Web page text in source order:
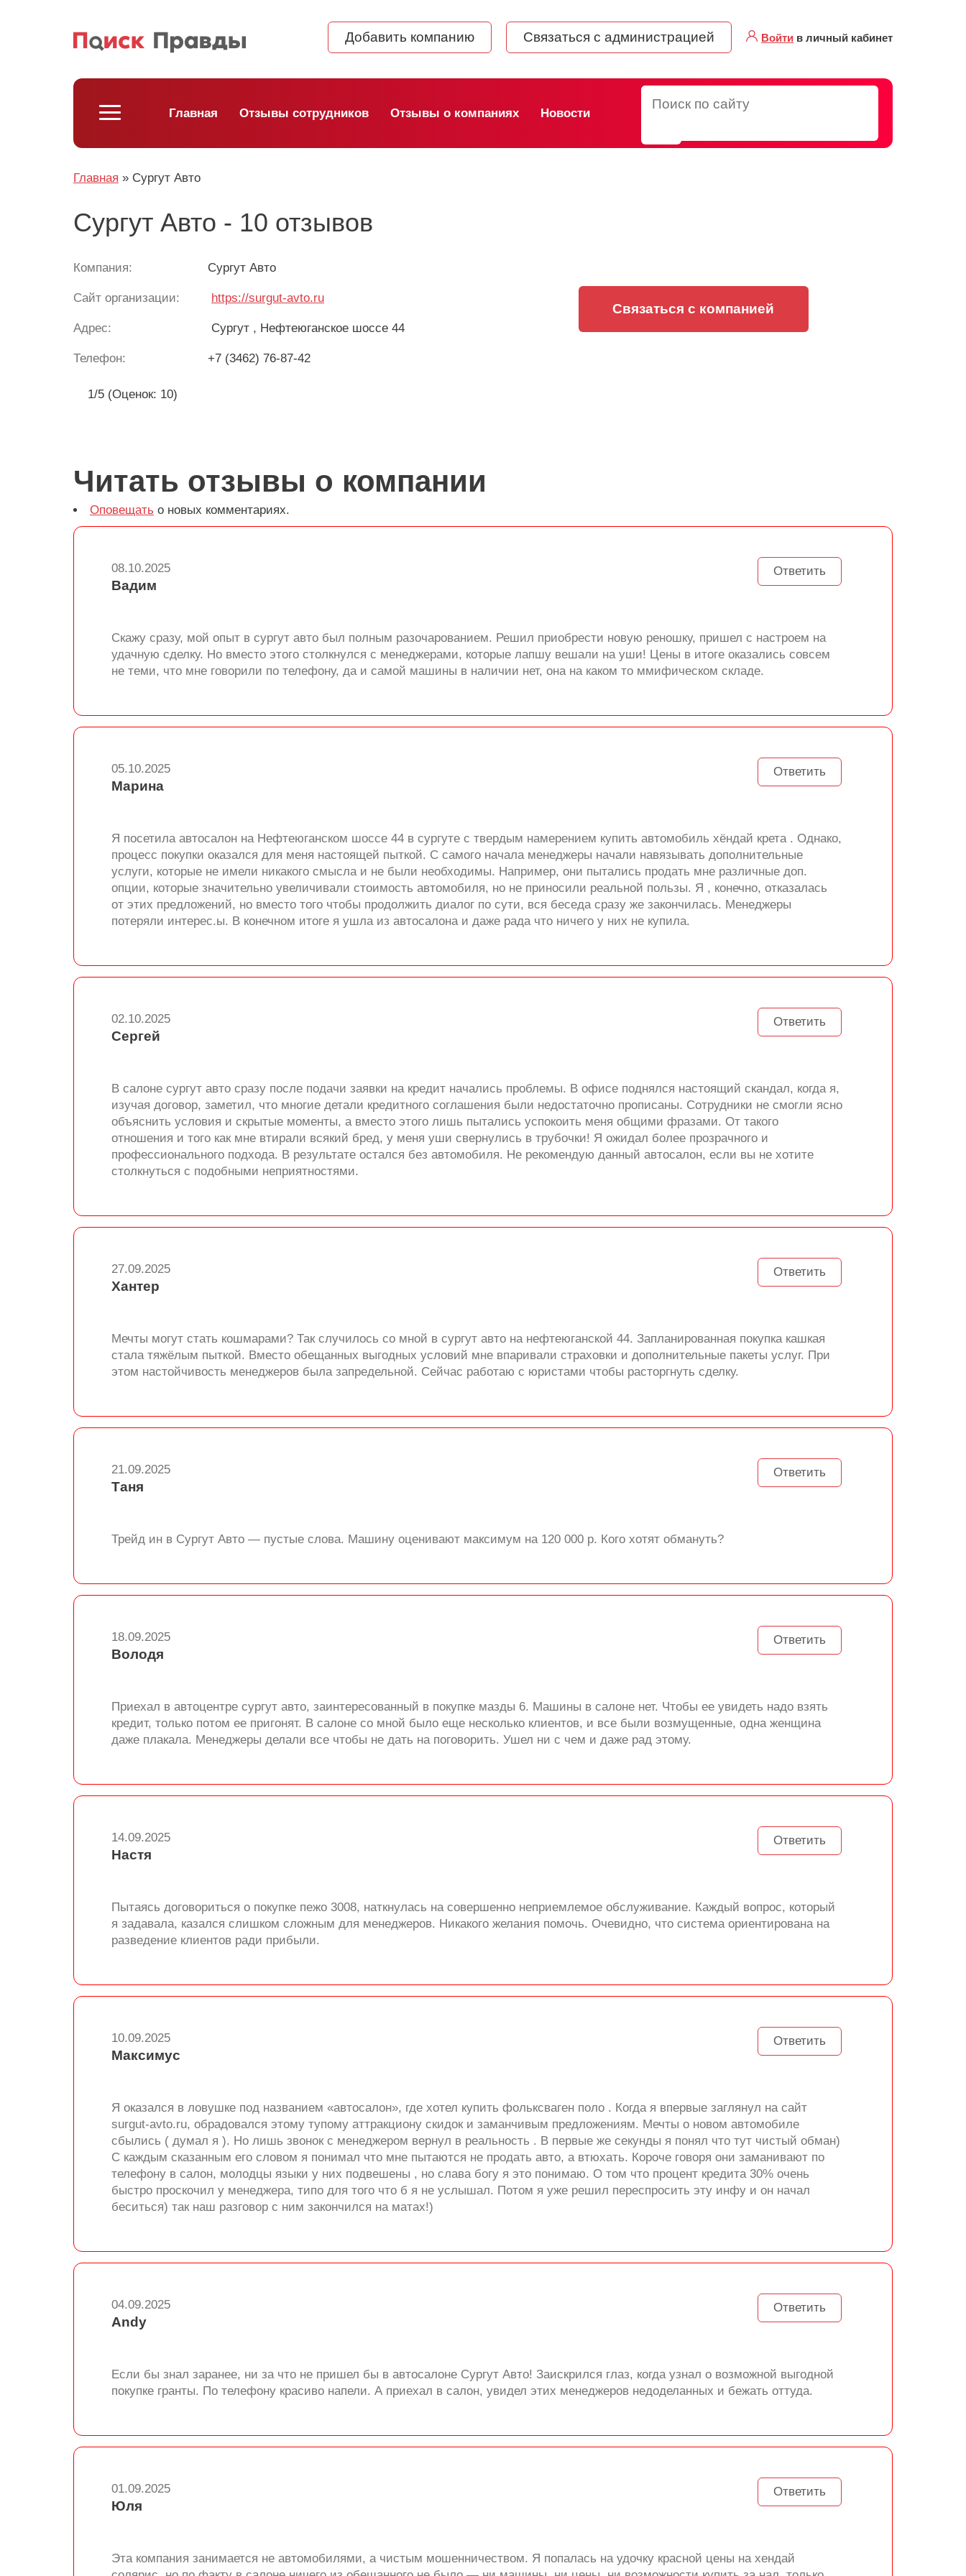
Добавить компанию Связаться с администрацией Войти в личный кабинет
Главная Отзывы сотрудников Отзывы о компаниях Новости
Главная » Сургут Авто
Сургут Авто - 10 отзывов
Компания: Сургут Авто
Сайт организации: https://surgut-avto.ru
Адрес: Сургут , Нефтеюганское шоссе 44
Телефон: +7 (3462) 76-87-42
1/5 (Оценок: 10)
Связаться с компанией
Читать отзывы о компании
Оповещать о новых комментариях.
Ответить
08.10.2025
Вадим
Скажу сразу, мой опыт в сургут авто был полным разочарованием. Решил приобрести новую реношку, пришел с настроем на
удачную сделку. Но вместо этого столкнулся с менеджерами, которые лапшу вешали на уши! Цены в итоге оказались совсем
не теми, что мне говорили по телефону, да и самой машины в наличии нет, она на каком то ммифическом складе.
Ответить
05.10.2025
Марина
Я посетила автосалон на Нефтеюганском шоссе 44 в сургуте с твердым намерением купить автомобиль хёндай крета . Однако,
процесс покупки оказался для меня настоящей пыткой. С самого начала менеджеры начали навязывать дополнительные
услуги, которые не имели никакого смысла и не были необходимы. Например, они пытались продать мне различные доп.
опции, которые значительно увеличивали стоимость автомобиля, но не приносили реальной пользы. Я , конечно, отказалась
от этих предложений, но вместо того чтобы продолжить диалог по сути, вся беседа сразу же закончилась. Менеджеры
потеряли интерес.ы. В конечном итоге я ушла из автосалона и даже рада что ничего у них не купила.
Ответить
02.10.2025
Сергей
В салоне сургут авто сразу после подачи заявки на кредит начались проблемы. В офисе поднялся настоящий скандал, когда я,
изучая договор, заметил, что многие детали кредитного соглашения были недостаточно прописаны. Сотрудники не смогли ясно
объяснить условия и скрытые моменты, а вместо этого лишь пытались успокоить меня общими фразами. От такого
отношения и того как мне втирали всякий бред, у меня уши свернулись в трубочки! Я ожидал более прозрачного и
профессионального подхода. В результате остался без автомобиля. Не рекомендую данный автосалон, если вы не хотите
столкнуться с подобными неприятностями.
Ответить
27.09.2025
Хантер
Мечты могут стать кошмарами? Так случилось со мной в сургут авто на нефтеюганской 44. Запланированная покупка кашкая
стала тяжёлым пыткой. Вместо обещанных выгодных условий мне впаривали страховки и дополнительные пакеты услуг. При
этом настойчивость менеджеров была запредельной. Сейчас работаю с юристами чтобы расторгнуть сделку.
Ответить
21.09.2025
Таня
Трейд ин в Сургут Авто — пустые слова. Машину оценивают максимум на 120 000 р. Кого хотят обмануть?
Ответить
18.09.2025
Володя
Приехал в автоцентре сургут авто, заинтересованный в покупке мазды 6. Машины в салоне нет. Чтобы ее увидеть надо взять
кредит, только потом ее пригонят. В салоне со мной было еще несколько клиентов, и все были возмущенные, одна женщина
даже плакала. Менеджеры делали все чтобы не дать на поговорить. Ушел ни с чем и даже рад этому.
Ответить
14.09.2025
Настя
Пытаясь договориться о покупке пежо 3008, наткнулась на совершенно неприемлемое обслуживание. Каждый вопрос, который
я задавала, казался слишком сложным для менеджеров. Никакого желания помочь. Очевидно, что система ориентирована на
разведение клиентов ради прибыли.
Ответить
10.09.2025
Максимус
Я оказался в ловушке под названием «автосалон», где хотел купить фольксваген поло . Когда я впервые заглянул на сайт
surgut-avto.ru, обрадовался этому тупому аттракциону скидок и заманчивым предложениям. Мечты о новом автомобиле
сбылись ( думал я ). Но лишь звонок с менеджером вернул в реальность . В первые же секунды я понял что тут чистый обман)
С каждым сказанным его словом я понимал что мне пытаются не продать авто, а втюхать. Короче говоря они заманивают по
телефону в салон, молодцы языки у них подвешены , но слава богу я это понимаю. О том что процент кредита 30% очень
быстро проскочил у менеджера, типо для того что б я не услышал. Потом я уже решил переспросить эту инфу и он начал
беситься) так наш разговор с ним закончился на матах!)
Ответить
04.09.2025
Andy
Если бы знал заранее, ни за что не пришел бы в автосалоне Сургут Авто! Заискрился глаз, когда узнал о возможной выгодной
покупке гранты. По телефону красиво напели. А приехал в салон, увидел этих менеджеров недоделанных и бежать оттуда.
Ответить
01.09.2025
Юля
Эта компания занимается не автомобилями, а чистым мошенничеством. Я попалась на удочку красной цены на хендай